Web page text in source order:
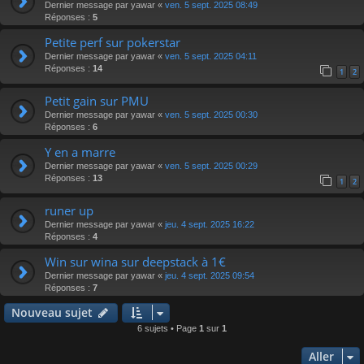
Dernier message par yawar « ven. 5 sept. 2025 08:49
Réponses : 5
Petite perf sur pokerstar
Dernier message par yawar « ven. 5 sept. 2025 04:11
Réponses : 14 1 2
Petit gain sur PMU
Dernier message par yawar « ven. 5 sept. 2025 00:30
Réponses : 6
Y en a marre
Dernier message par yawar « ven. 5 sept. 2025 00:29
Réponses : 13 1 2
runer up
Dernier message par yawar « jeu. 4 sept. 2025 16:22
Réponses : 4
Win sur wina sur deepstack à 1€
Dernier message par yawar « jeu. 4 sept. 2025 09:54
Réponses : 7
Nouveau sujet
6 sujets • Page 1 sur 1
Aller